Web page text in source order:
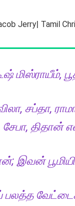
Jerry| Tamil
மிஸ்ராயீம்,
சப்தா,
சேபா, திதான்
இவன்
பலத்த